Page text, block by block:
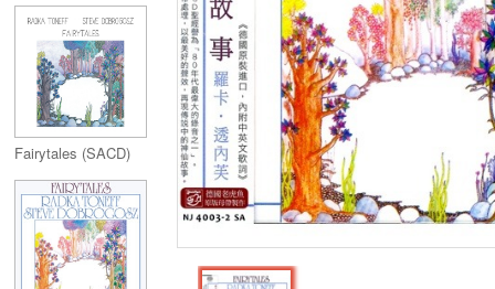
Anniversay (LP)
Fairytales (SACD)